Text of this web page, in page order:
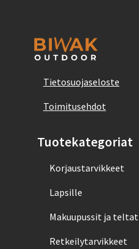
Tietosuojaseloste
Toimitusehdot
Tuotekategoriat
Korjaustarvikkeet
Lapsille
Makuupussit ja teltat
Retkeilytarvikkeet